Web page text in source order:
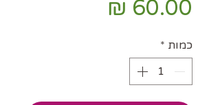
כמות *